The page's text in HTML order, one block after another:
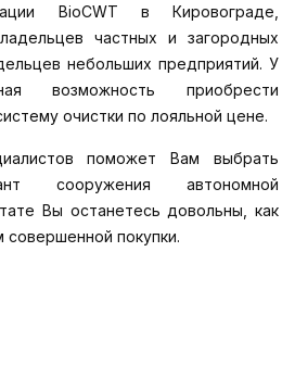
BioCWT в Кировограде,
частных и загородных
небольших предприятий. У
возможность приобрести
очистки по лояльной цене.
поможет Вам выбрать
сооружения автономной
Вы останетесь довольны, как
совершенной покупки.